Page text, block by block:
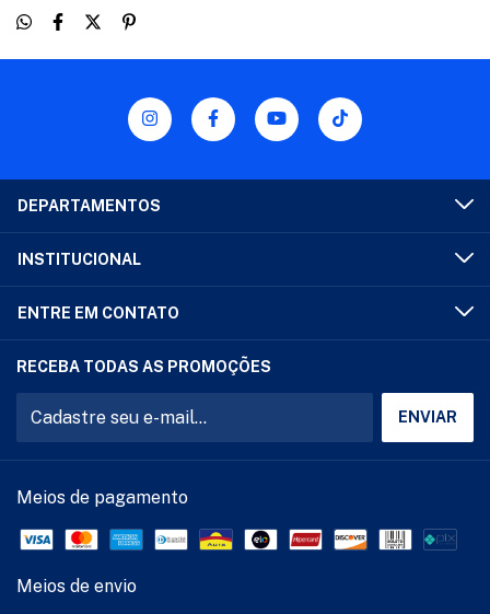
DEPARTAMENTOS
INSTITUCIONAL
ENTRE EM CONTATO
RECEBA TODAS AS PROMOÇÕES
Meios de pagamento
Meios de envio